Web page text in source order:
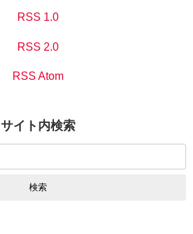
RSS 1.0
RSS 2.0
RSS Atom
サイト内検索